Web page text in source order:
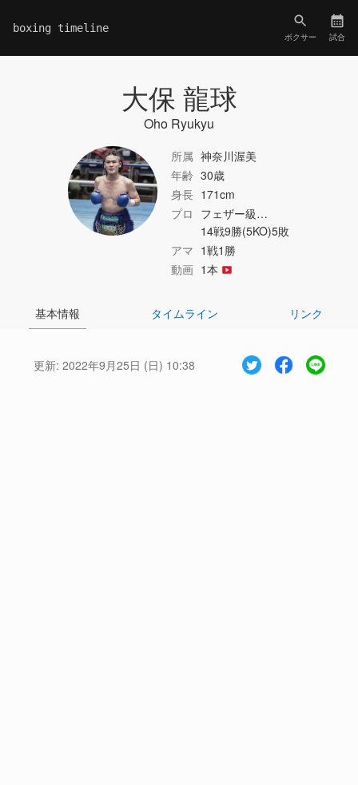
boxing timeline
ボクサー 試合
大保 龍球
Oho Ryukyu
所属 神奈川渥美
年齢 30歳
身長 171cm
プロ フェザー級…
14戦9勝(5KO)5敗
アマ 1戦1勝
動画 1本
基本情報 タイムライン リンク
更新: 2022年9月25日 (日) 10:38